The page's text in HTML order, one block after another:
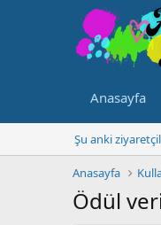
Anasayfa
Şu anki
Anasayfa
Ödül